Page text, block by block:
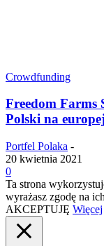
Crowdfunding
Freedom Farms
Polski na
Portfel Polaka -
20 kwietnia 2021
0
Ta strona
wyrażasz zgodę na
AKCEPTUJĘ Więcej